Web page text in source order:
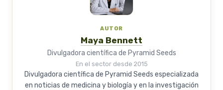
AUTOR
Maya Bennett
Divulgadora científica de Pyramid Seeds
En el sector desde 2015
Divulgadora científica de Pyramid Seeds especializada
en noticias de medicina y biología y en la investigación